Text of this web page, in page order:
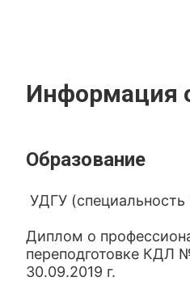
Информация
Образование
УДГУ (специальность
Диплом о
переподготовке КДЛ
30.09.2019 г.